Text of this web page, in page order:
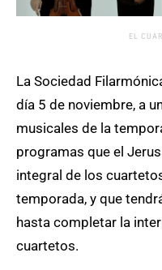
EL
La Sociedad
día 5 de noviembre, a
musicales de la
programas que el
integral de los
temporada, y que
hasta completar la
cuartetos.